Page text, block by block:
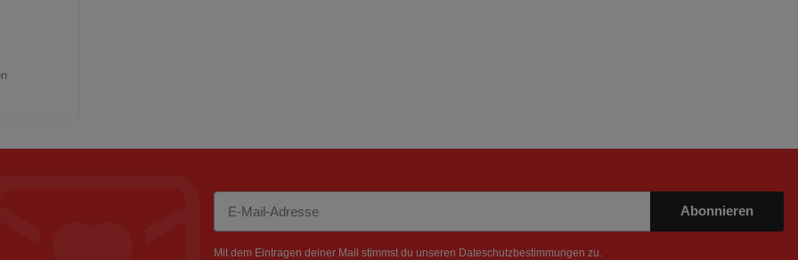
Abonnieren
Mit dem Eintragen deiner Mail stimmst du unseren Dateschutzbestimmungen zu.